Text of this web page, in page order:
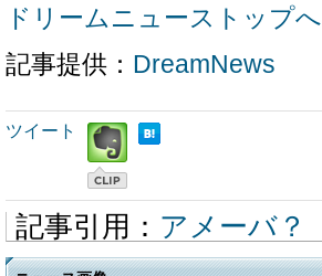
ドリームニューストップへ
記事提供： DreamNews
ツイート
記事引用： アメーバ？